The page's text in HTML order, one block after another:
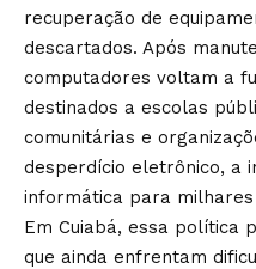
recuperação de
descartados. Após
computadores voltam a
destinados a escolas
comunitárias e
desperdício eletrônico, a
informática para milhares
Em Cuiabá, essa política
que ainda enfrentam